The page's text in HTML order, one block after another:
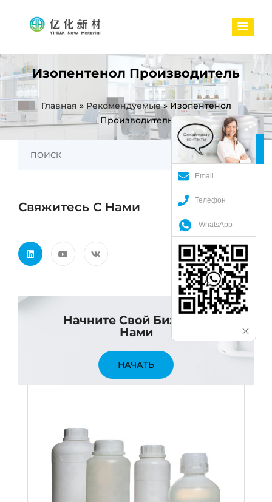
Изопентенол Производитель
Главная » Рекомендуемые» Изопентенол
Производитель
Свяжитесь С Нами
Начните Свой Бизнес С
Нами
НАЧАТЬ
Email
Телефон
WhatsApp